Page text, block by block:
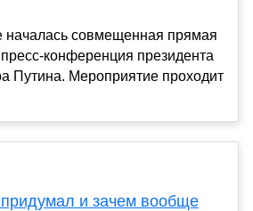
началась совмещенная прямая
конференция президента
Путина. Мероприятие проходит
придумал и зачем вообще